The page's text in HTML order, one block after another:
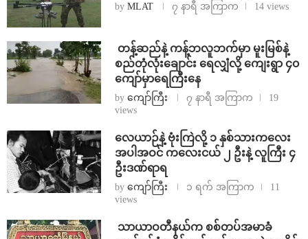
by MLAT ၇ နာရီ အကြာက 14 views
⁩ ⁨တန့်ဆည်နဲ့ ကန့်ဘလူဘက်မှာ မူးမြစ်နဲ့
စည်တုံလုံးချောင်း ရေလျှံလို့ ကျေးရွာ ၄၀
ကျော်မှာရေကြီးနေ
by ကျော်ကြီး ၇ နာရီ အကြာက
19
views
⁨လေယာဉ်နဲ့ ဗုံးကြဲလို့ ၁ နှစ်သားကလေး
အပါအဝင် ကလေးငယ် ၂ ဦးနဲ့ လူကြီး ၄
ဦးဒဏ်ရာရ
by ကျော်ကြီး ၁ ရက် အကြာက
11
views
⁩ ⁨သာယာဝတီနယ်က စစ်တပ်အမာခံ